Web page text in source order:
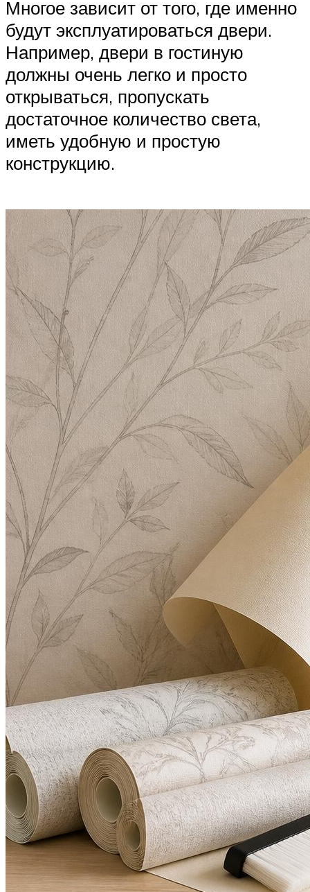
Многое зависит от того, где именно
будут эксплуатироваться двери.
Например, двери в гостиную
должны очень легко и просто
открываться, пропускать
достаточное количество света,
иметь удобную и простую
конструкцию.